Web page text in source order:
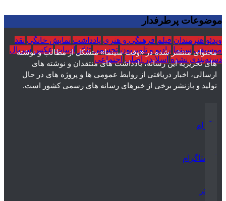
موضوعات پرطرفدار
ویدئو هنرمندان فیلم فرهنگی و هنری یادداشت نمایش خانگی نقد
موسیقی سینما رادیو و تلویزیون تجسمی تئاتر ادبیات عکس سریال
دسته‌بندی نشده اسلایدر اصلی اجتماعی
محتوای منتشر شده در «وقت سینما» متشکل از مطالب و نوشته
های تحریریه این رسانه، یادداشت های منتقدان و نوشته های
ارسالی، اخبار دریافتی از روابط عمومی ها و پروژه های در حال
تولید و بازنشر برخی از خبرهای رسانه های رسمی کشور است.
تلگرام
اینستاگرام
توییتر